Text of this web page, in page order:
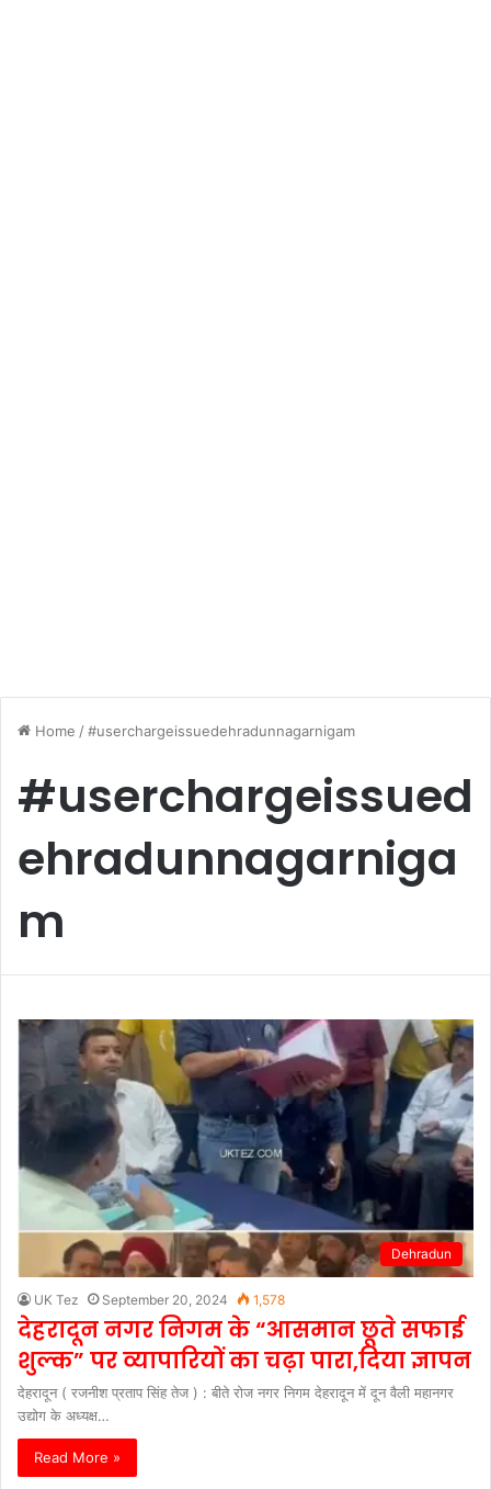
Home /#userchargeissuedehradunnagarnigam
#userchargeissued
ehradunnagarniga
m
Dehradun
UK Tez September 20, 2024 1,578
देहरादून नगर निगम के “आसमान छूते सफाई
शुल्क” पर व्यापारियों का चढ़ा पारा,दिया ज्ञापन
देहरादून ( रजनीश प्रताप सिंह तेज ) : बीते रोज नगर निगम देहरादून में दून वैली महानगर
उद्योग के अध्यक्ष…
Read More »